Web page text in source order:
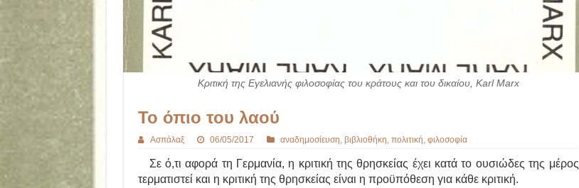
Κριτική της Εγελιανής φιλοσοφίας του κράτους και του δικαίου, Karl Marx
Το όπιο του λαού
Ασπάλαξ 06/05/2017 αναδημοσίευση βιβλιοθήκη πολιτική φιλοσοφία
Σε ό,τι αφορά τη Γερμανία, η κριτική της θρησκείας έχει κατά το ουσιώδες της μέρος
τερματιστεί και η κριτική της θρησκείας είναι η προϋπόθεση για κάθε κριτική.